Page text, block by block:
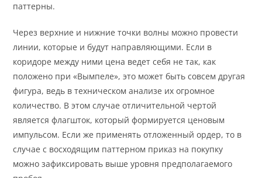
паттерны.
Через верхние и нижние точки волны можно провести
линии, которые и будут направляющими. Если в
коридоре между ними цена ведет себя не так, как
положено при «Вымпеле», это может быть совсем другая
фигура, ведь в техническом анализе их огромное
количество. В этом случае отличительной чертой
является флагшток, который формируется ценовым
импульсом. Если же применять отложенный ордер, то в
случае с восходящим паттерном приказ на покупку
можно зафиксировать выше уровня предполагаемого